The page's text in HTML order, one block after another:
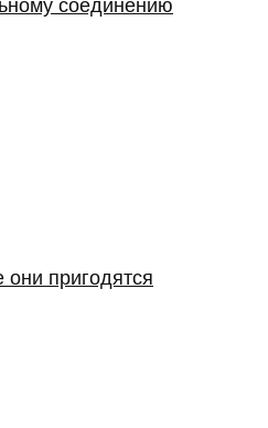
соединению
пригодятся